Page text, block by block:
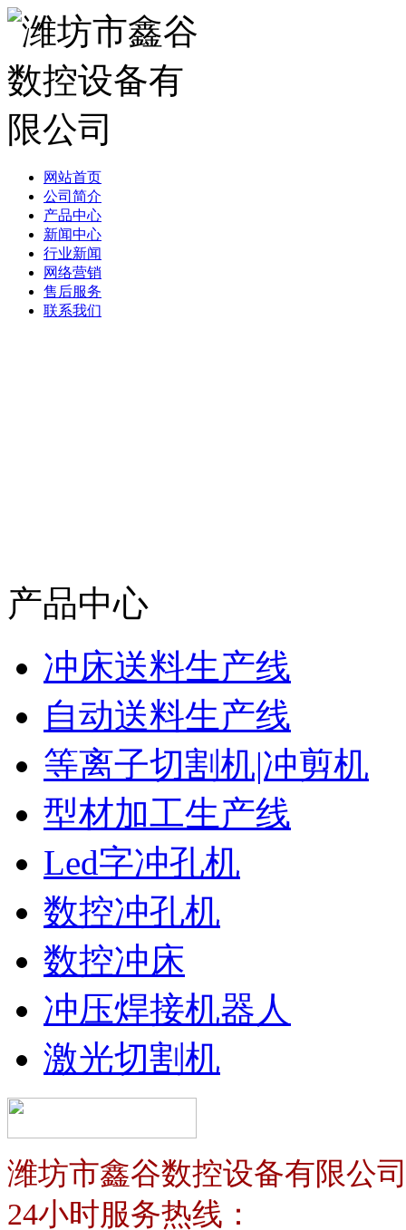
网站首页
公司简介
产品中心
新闻中心
行业新闻
网络营销
售后服务
联系我们
产品中心
冲床送料生产线
自动送料生产线
等离子切割机|冲剪机
型材加工生产线
Led字冲孔机
数控冲孔机
数控冲床
冲压焊接机器人
激光切割机
潍坊市鑫谷数控设备有限公
24小时服务热线：